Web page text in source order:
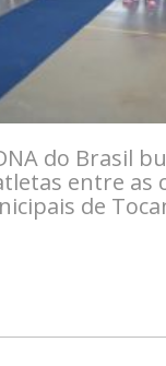
do Brasil
entre as
de